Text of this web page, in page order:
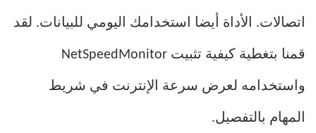
اتصالات. الأداة أيضا استخدامك اليومي للبيانات. لقد
قمنا بتغطية كيفية تثبيت NetSpeedMonitor
واستخدامه لعرض سرعة الإنترنت في شريط
المهام بالتفصيل.